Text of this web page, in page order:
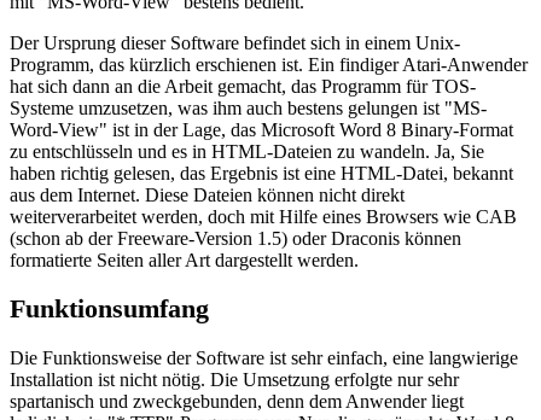
Der Ursprung dieser Software befindet sich in einem Unix-
Programm, das kürzlich erschienen ist. Ein findiger Atari-Anwender
hat sich dann an die Arbeit gemacht, das Programm für TOS-
Systeme umzusetzen, was ihm auch bestens gelungen ist "MS-
Word-View" ist in der Lage, das Microsoft Word 8 Binary-Format
zu entschlüsseln und es in HTML-Dateien zu wandeln. Ja, Sie
haben richtig gelesen, das Ergebnis ist eine HTML-Datei, bekannt
aus dem Internet. Diese Dateien können nicht direkt
weiterverarbeitet werden, doch mit Hilfe eines Browsers wie CAB
(schon ab der Freeware-Version 1.5) oder Draconis können
formatierte Seiten aller Art dargestellt werden.
Funktionsumfang
Die Funktionsweise der Software ist sehr einfach, eine langwierige
Installation ist nicht nötig. Die Umsetzung erfolgte nur sehr
spartanisch und zweckgebunden, denn dem Anwender liegt